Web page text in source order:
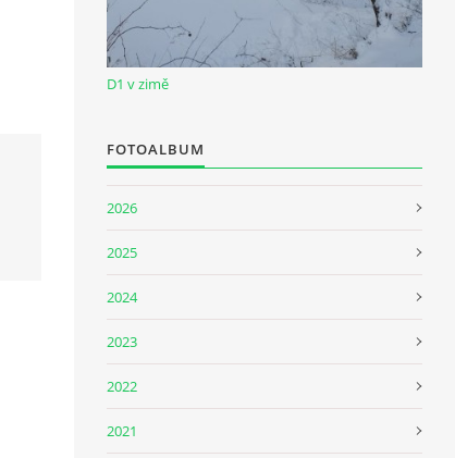
D1 v zimě
FOTOALBUM
2026
2025
2024
2023
2022
2021